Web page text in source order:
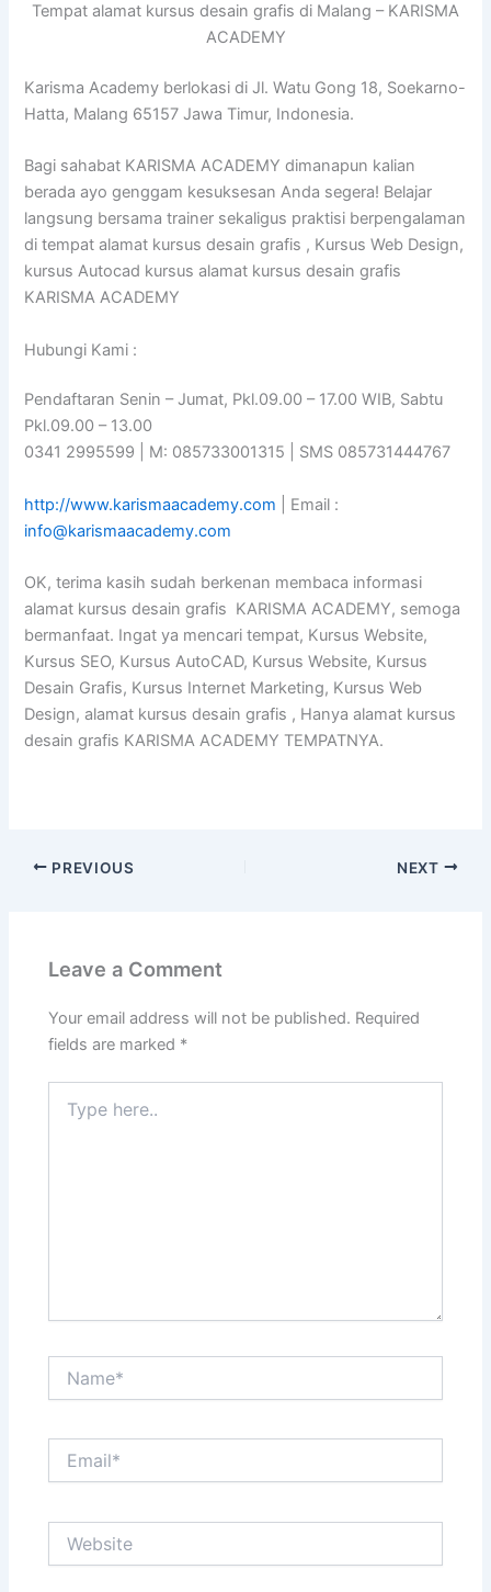
Tempat alamat kursus desain grafis di Malang – KARISMA
ACADEMY
Karisma Academy berlokasi di Jl. Watu Gong 18, Soekarno-
Hatta, Malang 65157 Jawa Timur, Indonesia.
Bagi sahabat KARISMA ACADEMY dimanapun kalian
berada ayo genggam kesuksesan Anda segera! Belajar
langsung bersama trainer sekaligus praktisi berpengalaman
di tempat alamat kursus desain grafis , Kursus Web Design,
kursus Autocad kursus alamat kursus desain grafis
KARISMA ACADEMY
Hubungi Kami :
Pendaftaran Senin – Jumat, Pkl.09.00 – 17.00 WIB, Sabtu
Pkl.09.00 – 13.00
0341 2995599 | M: 085733001315 | SMS 085731444767
http://www.karismaacademy.com | Email :
info@karismaacademy.com
OK, terima kasih sudah berkenan membaca informasi
alamat kursus desain grafis KARISMA ACADEMY, semoga
bermanfaat. Ingat ya mencari tempat, Kursus Website,
Kursus SEO, Kursus AutoCAD, Kursus Website, Kursus
Desain Grafis, Kursus Internet Marketing, Kursus Web
Design, alamat kursus desain grafis , Hanya alamat kursus
desain grafis KARISMA ACADEMY TEMPATNYA.
PREVIOUS NEXT
Leave a Comment
Your email address will not be published. Required
fields are marked *
here..